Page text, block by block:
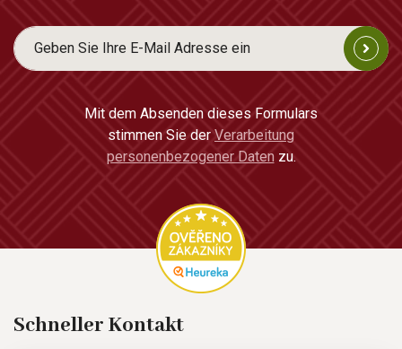
Mit dem Absenden dieses Formulars
stimmen Sie der Verarbeitung
personenbezogener Daten zu.
Schneller Kontakt